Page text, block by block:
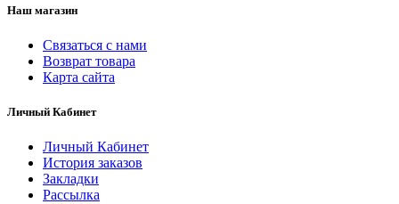
Наш магазин
Связаться с нами
Возврат товара
Карта сайта
Личный Кабинет
Личный Кабинет
История заказов
Закладки
Рассылка